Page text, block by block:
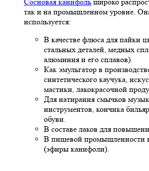
так и на промышленном уровне.
используется:
В качестве флюса для пайки
стальных деталей, медных
алюминия и его сплавов).
Как эмульгатор в
синтетического каучука,
мастики, лакокрасочной
Для натирания смычков
инструментов, кончика
обуви.
В составе лаков для
В пищевой промышленности
(эфиры канифоли).